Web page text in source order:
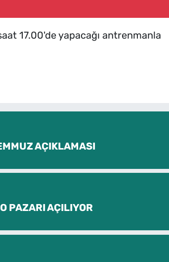
17.00'de yapacağı antrenmanla
AÇIKLAMASI
PAZARI AÇILIYOR